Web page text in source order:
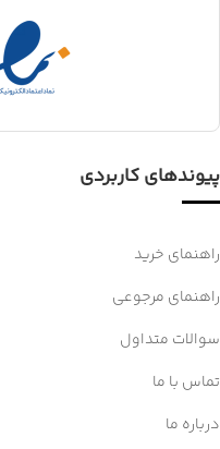
پیوندهای کاربردی
راهنمای خرید
راهنمای مرجوعی
سوالات متداول
تماس با ما
درباره ما